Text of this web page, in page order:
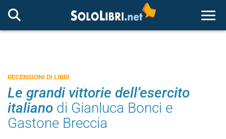
RECENSIONI DI LIBRI
Le grandi vittorie dell’esercito
italiano di Gianluca Bonci e
Gastone Breccia